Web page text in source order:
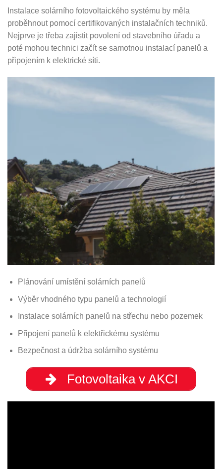
Instalace solárního fotovoltaického systému by měla
proběhnout pomocí certifikovaných instalačních techniků.
Nejprve je třeba zajistit povolení od stavebního úřadu a
poté mohou technici začít se samotnou instalací panelů a
připojením k elektrické síti.
Plánování umístění solárních panelů
Výběr vhodného typu panelů a technologií
Instalace solárních panelů na střechu nebo pozemek
Připojení panelů k elektřickému systému
Bezpečnost a údržba solárního systému
Fotovoltaika v AKCI